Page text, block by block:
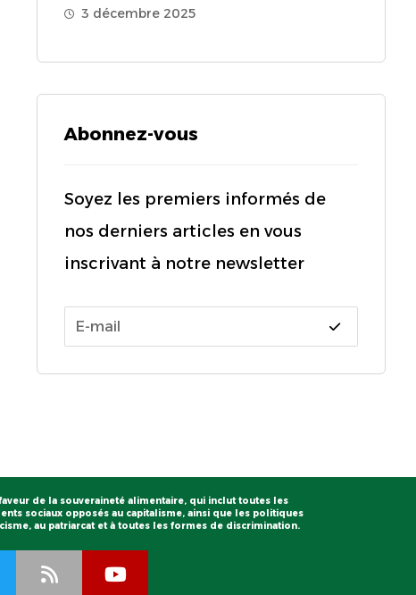
3 décembre 2025
Abonnez-vous
Soyez les premiers informés de
nos derniers articles en vous
inscrivant à notre newsletter
de la souveraineté alimentaire, qui inclut toutes les
sociaux opposés au capitalisme, ainsi que les politiques
au patriarcat et à toutes les formes de discrimination.